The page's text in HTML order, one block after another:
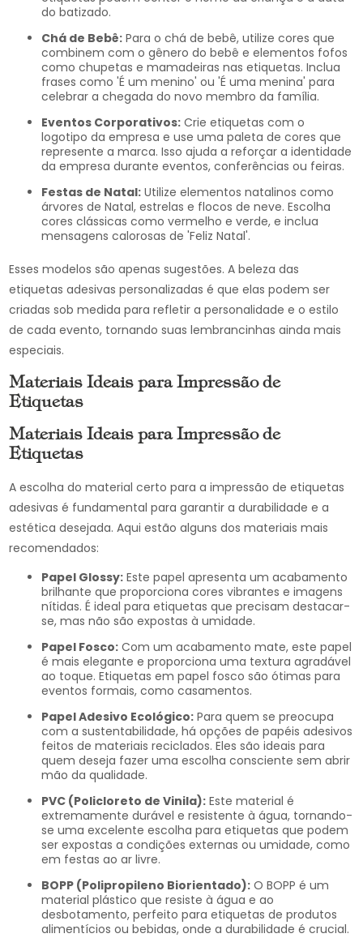
do batizado.
Chá de Bebê: Para o chá de bebê, utilize cores que
combinem com o gênero do bebê e elementos fofos
como chupetas e mamadeiras nas etiquetas. Inclua
frases como 'É um menino' ou 'É uma menina' para
celebrar a chegada do novo membro da família.
Eventos Corporativos: Crie etiquetas com o
logotipo da empresa e use uma paleta de cores que
represente a marca. Isso ajuda a reforçar a identidade
da empresa durante eventos, conferências ou feiras.
Festas de Natal: Utilize elementos natalinos como
árvores de Natal, estrelas e flocos de neve. Escolha
cores clássicas como vermelho e verde, e inclua
mensagens calorosas de 'Feliz Natal'.
Esses modelos são apenas sugestões. A beleza das
etiquetas adesivas personalizadas é que elas podem ser
criadas sob medida para refletir a personalidade e o estilo
de cada evento, tornando suas lembrancinhas ainda mais
especiais.
Materiais Ideais para Impressão de
Etiquetas
Materiais Ideais para Impressão de
Etiquetas
A escolha do material certo para a impressão de etiquetas
adesivas é fundamental para garantir a durabilidade e a
estética desejada. Aqui estão alguns dos materiais mais
recomendados:
Papel Glossy: Este papel apresenta um acabamento
brilhante que proporciona cores vibrantes e imagens
nítidas. É ideal para etiquetas que precisam destacar-
se, mas não são expostas à umidade.
Papel Fosco: Com um acabamento mate, este papel
é mais elegante e proporciona uma textura agradável
ao toque. Etiquetas em papel fosco são ótimas para
eventos formais, como casamentos.
Papel Adesivo Ecológico: Para quem se preocupa
com a sustentabilidade, há opções de papéis adesivos
feitos de materiais reciclados. Eles são ideais para
quem deseja fazer uma escolha consciente sem abrir
mão da qualidade.
PVC (Policloreto de Vinila): Este material é
extremamente durável e resistente à água, tornando-
se uma excelente escolha para etiquetas que podem
ser expostas a condições externas ou umidade, como
em festas ao ar livre.
BOPP (Polipropileno Biorientado): O BOPP é um
material plástico que resiste à água e ao
desbotamento, perfeito para etiquetas de produtos
alimentícios ou bebidas, onde a durabilidade é crucial.